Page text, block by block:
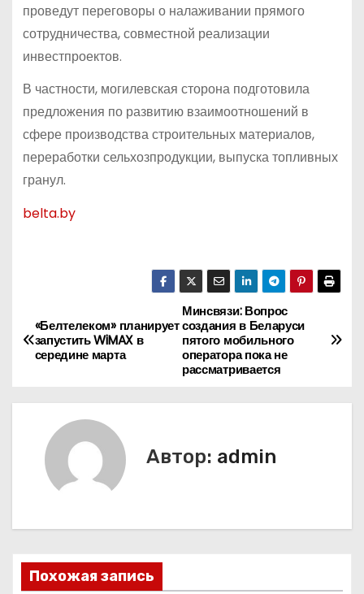
проведут переговоры о налаживании прямого
сотрудничества, совместной реализации
инвестпроектов.
В частности, могилевская сторона подготовила
предложения по развитию взаимоотношений в
сфере производства строительных материалов,
переработки сельхозпродукции, выпуска топливных
гранул.
belta.by
Н
а
ц
и
Минсвязи: Вопрос
создания в Беларуси
пятого мобильного
оператора пока не
рассматривается
«Белтелеком» планирует
запустить WiMAX в
середине марта
Автор: admin
Похожая запись